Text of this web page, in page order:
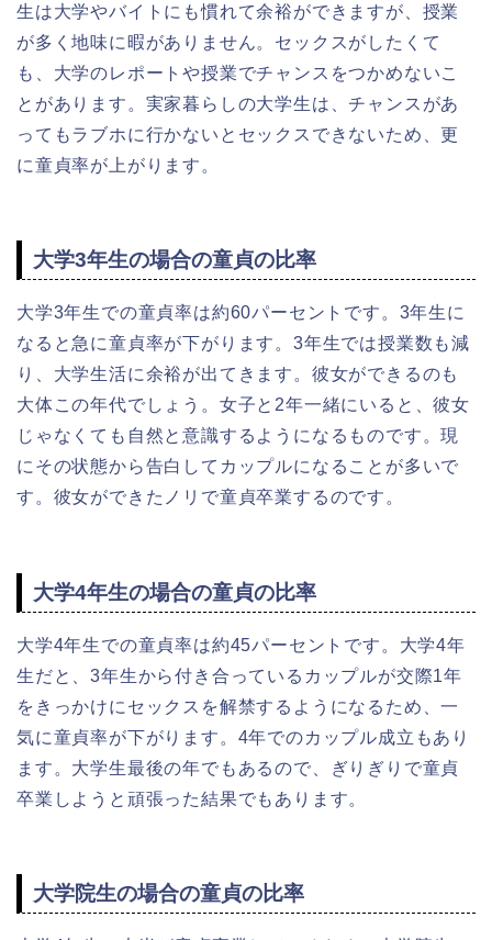
生は大学やバイトにも慣れて余裕ができますが、授業
が多く地味に暇がありません。セックスがしたくて
も、大学のレポートや授業でチャンスをつかめないこ
とがあります。実家暮らしの大学生は、チャンスがあ
ってもラブホに行かないとセックスできないため、更
に童貞率が上がります。
大学3年生の場合の童貞の比率
大学3年生での童貞率は約60パーセントです。3年生に
なると急に童貞率が下がります。3年生では授業数も減
り、大学生活に余裕が出てきます。彼女ができるのも
大体この年代でしょう。女子と2年一緒にいると、彼女
じゃなくても自然と意識するようになるものです。現
にその状態から告白してカップルになることが多いで
す。彼女ができたノリで童貞卒業するのです。
大学4年生の場合の童貞の比率
大学4年生での童貞率は約45パーセントです。大学4年
生だと、3年生から付き合っているカップルが交際1年
をきっかけにセックスを解禁するようになるため、一
気に童貞率が下がります。4年でのカップル成立もあり
ます。大学生最後の年でもあるので、ぎりぎりで童貞
卒業しようと頑張った結果でもあります。
大学院生の場合の童貞の比率